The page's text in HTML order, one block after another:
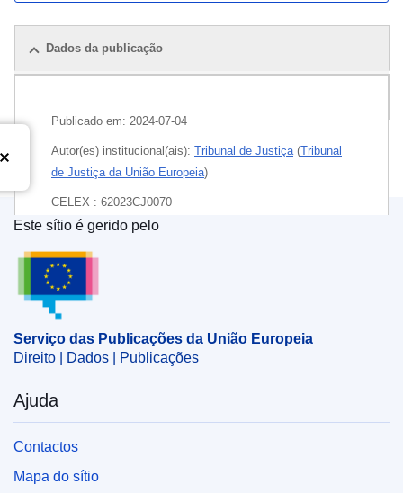
Dados da publicação
Publicado em: 2024-07-04
Autor(es) institucional(ais): Tribunal de Justiça (Tribunal
de Justiça da União Europeia)
CELEX : 62023CJ0070
ECLI : ECLI:EU:C:2024:580
Serviço das Publicações da União Europeia
Este sítio é gerido pelo
Serviço das Publicações da União Europeia
Direito | Dados | Publicações
Ajuda
Contactos
Mapa do sítio